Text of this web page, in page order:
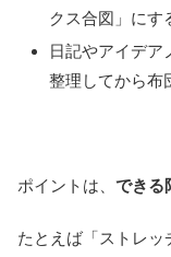
クス合図」にす
日記やアイデア
整理してから布
ポイントは、 できる
たとえば「ストレ